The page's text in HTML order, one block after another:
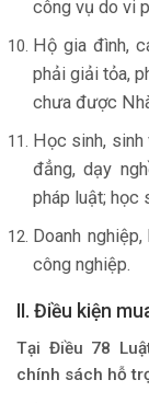
công vụ do vi
Hộ gia đình,
phải giải tỏa,
chưa được
Học sinh,
đẳng, dạy
pháp luật; học
Doanh
công nghiệp.
II. Điều kiện
Tại Điều 78
chính sách hỗ